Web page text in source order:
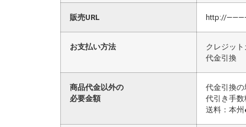
販売URL http://
お支払い方法
クレジット
代金引換
商品代金以外の
必要金額
代金引換
代引き手
送料：本